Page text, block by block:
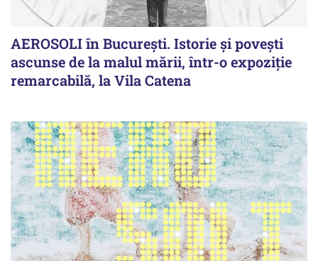
AEROSOLI în București. Istorie și povești
ascunse de la malul mării, într-o expoziție
remarcabilă, la Vila Catena